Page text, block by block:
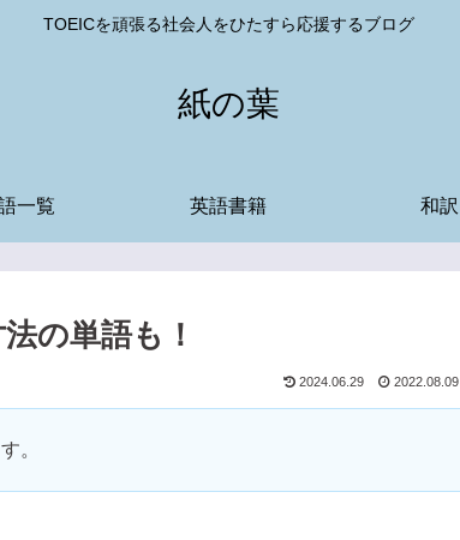
TOEICを頑張る社会人をひたすら応援するブログ
紙の葉
一覧 英語書籍 和訳
の単語も！
2024.06.29 2022.08.09
。